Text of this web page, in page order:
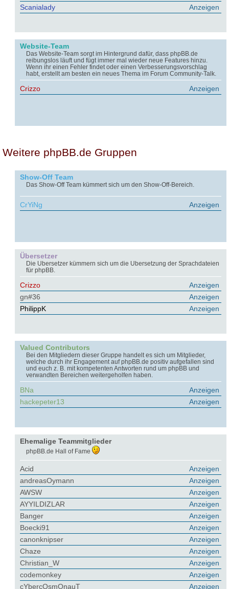
Anzeigen
Scanialady
Website-Team
Das Website-Team sorgt im Hintergrund dafür, dass phpBB.de
reibungslos läuft und fügt immer mal wieder neue Features hinzu.
Wenn ihr einen Fehler findet oder einen Verbesserungsvorschlag
habt, erstellt am besten ein neues Thema im Forum Community-Talk.
Anzeigen
Crizzo
Weitere phpBB.de Gruppen
Show-Off Team
Das Show-Off Team kümmert sich um den Show-Off-Bereich.
Anzeigen
CrYiNg
Übersetzer
Die Übersetzer kümmern sich um die Übersetzung der Sprachdateien
für phpBB.
Anzeigen
Crizzo
Anzeigen
gn#36
Anzeigen
PhilippK
Valued Contributors
Bei den Mitgliedern dieser Gruppe handelt es sich um Mitglieder,
welche durch ihr Engagement auf phpBB.de positiv aufgefallen sind
und euch z. B. mit kompetenten Antworten rund um phpBB und
verwandten Bereichen weitergeholfen haben.
Anzeigen
BNa
Anzeigen
hackepeter13
Ehemalige Teammitglieder
phpBB.de Hall of Fame
Anzeigen
Acid
Anzeigen
andreasOymann
Anzeigen
AWSW
Anzeigen
AYYILDIZLAR
Anzeigen
Banger
Anzeigen
Boecki91
Anzeigen
canonknipser
Anzeigen
Chaze
Anzeigen
Christian_W
Anzeigen
codemonkey
Anzeigen
cYbercOsmOnauT